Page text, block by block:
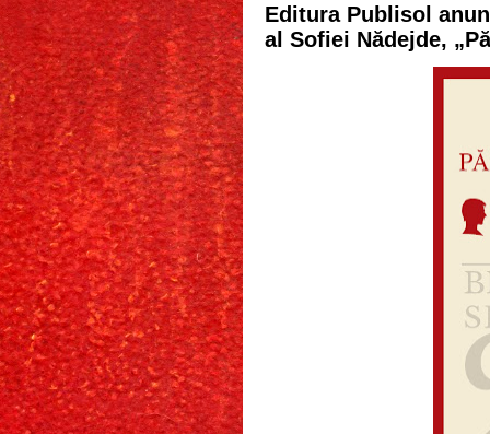
Editura Publisol
al Sofiei Nădejde,